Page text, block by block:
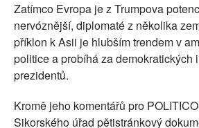
Zatímco Evropa je z Trumpova
nervóznější, diplomaté z několika
příklon k Asii je hlubším trendem v
politice a probíhá za demokratických
prezidentů.
Kromě jeho komentářů pro
Sikorského úřad pětistránkový